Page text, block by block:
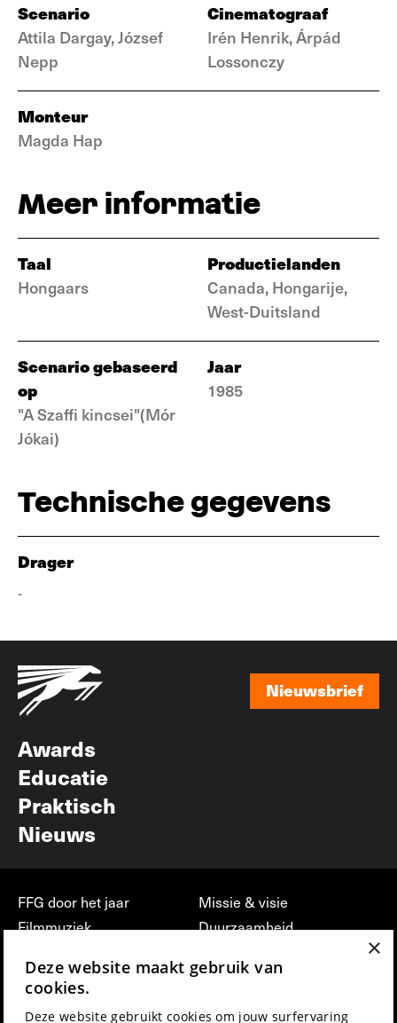
Scenario
Attila Dargay, József
Nepp
Cinematograaf
Irén Henrik, Árpád
Lossonczy
Monteur
Magda Hap
Meer informatie
Taal
Hongaars
Productielanden
Canada, Hongarije,
West-Duitsland
Scenario gebaseerd
op
"A Szaffi kincsei"(Mór
Jókai)
Jaar
1985
Technische gegevens
Drager
-
Nieuwsbrief
Awards
Educatie
Praktisch
Nieuws
FFG door het jaar
Filmmuziek
Press & Industry
Missie & visie
Duurzaamheid
vrijwilligerswerk bij FFG
×
Deze website maakt gebruik van
cookies.
Deze website gebruikt cookies om jouw surfervaring